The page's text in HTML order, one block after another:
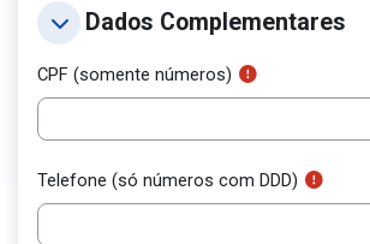
Dados Complementares
Dados Complementares
Dados Complementares
CPF (somente números)
Telefone (só números com DDD)